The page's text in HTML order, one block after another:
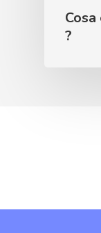
?